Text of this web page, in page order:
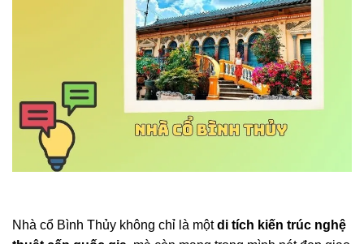
Nhà cổ Bình Thủy không chỉ là mộtdi tích kiến trúc nghệ